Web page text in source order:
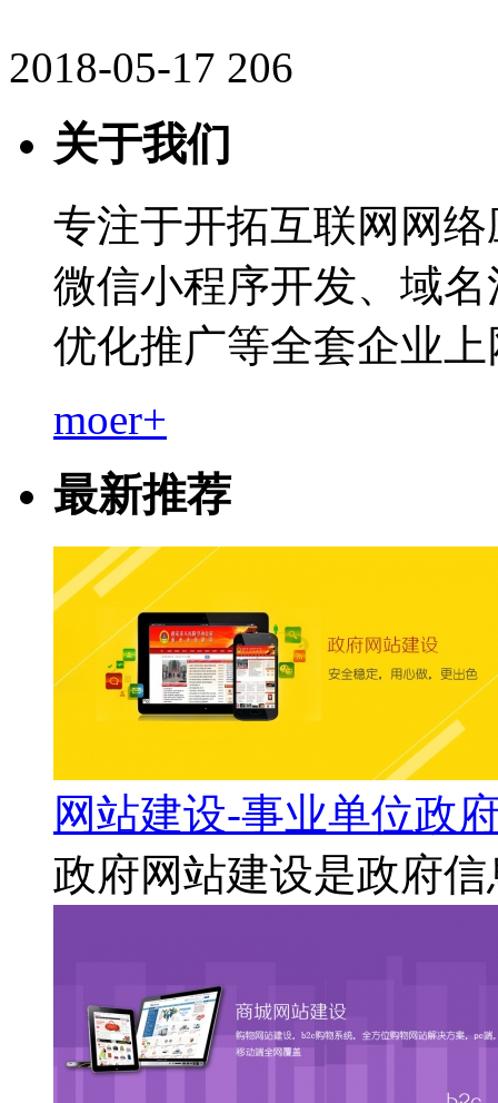
2018-05-17 206
关于我们
专注于开拓互联网网
微信小程序开发、域
优化推广等全套企业
moer+
最新推荐
网站建设-事业单位政
政府网站建设是政府